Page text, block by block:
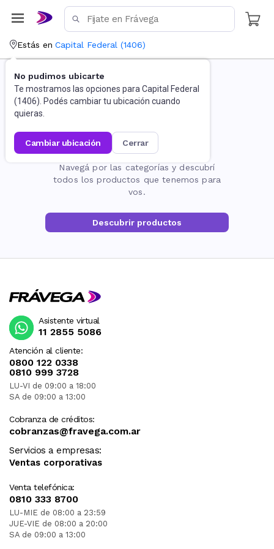
Estás en Capital Federal (1406)
No pudimos ubicarte
Te mostramos las opciones para Capital Federal
(1406). Podés cambiar tu ubicación cuando
quieras.
cambiar ubicación cerrar
La página no existe
Navegá por las categorías y descubrí
todos los productos que tenemos para
vos.
Descubrir productos
Atención al cliente:
0800 122 0338
0810 999 3728
LU-VI de 09:00 a 18:00
SA de 09:00 a 13:00
Cobranza de créditos:
cobranzas@fravega.com.ar
Servicios a empresas:
Ventas corporativas
Venta telefónica:
0810 333 8700
LU-MIE de 08:00 a 23:59
JUE-VIE de 08:00 a 20:00
SA de 09:00 a 13:00
Asistente virtual
11 2855 5086